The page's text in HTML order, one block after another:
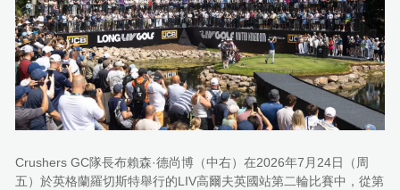
Crushers GC隊長布賴森·德尚博（中右）在2026年7月24日（周
五）於英格蘭羅切斯特舉行的LIV高爾夫英國站第二輪比賽中，從第